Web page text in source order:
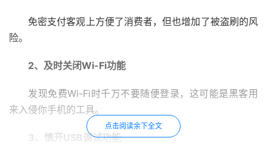
免密支付客观上方便了消费者，但也增加了被盗刷的风
险。
2、及时关闭Wi-Fi功能
发现免费Wi-Fi时千万不要随便登录，这可能是黑客用
来入侵你手机的工具。
3、慎开USB调试功能
点击阅读余下全文